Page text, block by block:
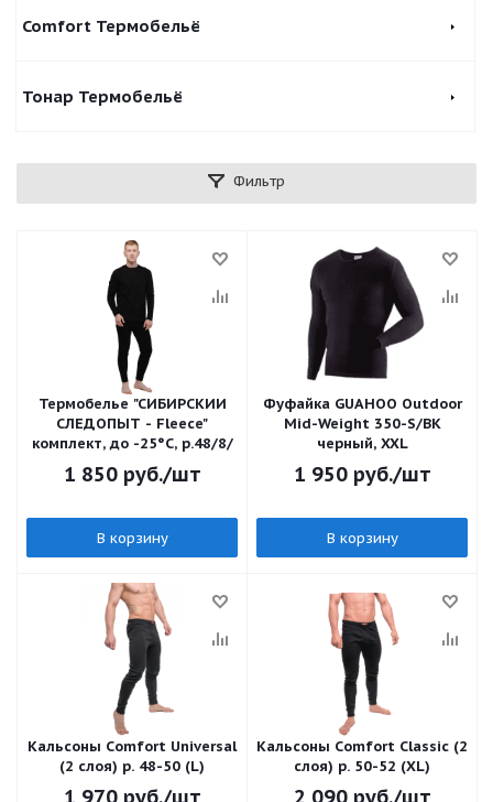
Comfort Термобельё
Тонар Термобельё
Фильтр
Термобелье "CИБИРСКИЙ
СЛЕДОПЫТ - Fleece"
комплект, до -25°С, р.48/8/
1 850руб./шт
В корзину
Фуфайка GUAHOO Outdoor
Mid-Weight 350-S/BK
черный, XXL
1 950руб./шт
В корзину
Кальсоны Сomfort Universal
(2 слоя) р. 48-50 (L)
Кальсоны Сomfort Classic (2
слоя) р. 50-52 (XL)